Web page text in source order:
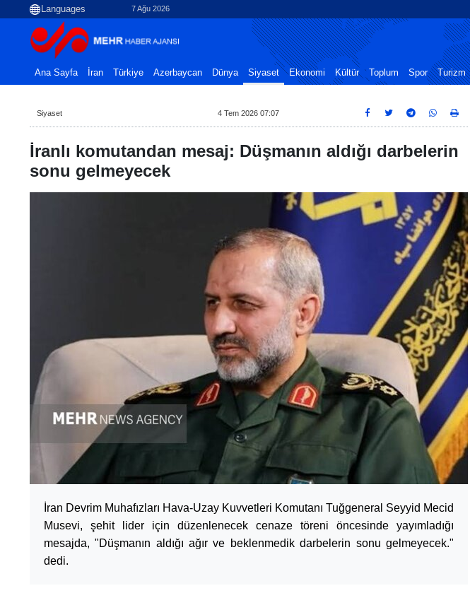
7 Ağu 2026
Ana Sayfa İran Türkiye Azerbaycan Dünya Siyaset Ekonomi Kültür Toplum Spor Turizm
Siyaset 4 Tem 2026 07:07
İranlı komutandan mesaj: Düşmanın aldığı darbelerin
sonu gelmeyecek
İran Devrim Muhafızları Hava-Uzay Kuvvetleri Komutanı Tuğgeneral Seyyid Mecid
Musevi, şehit lider için düzenlenecek cenaze töreni öncesinde yayımladığı
mesajda, "Düşmanın aldığı ağır ve beklenmedik darbelerin sonu gelmeyecek."
dedi.